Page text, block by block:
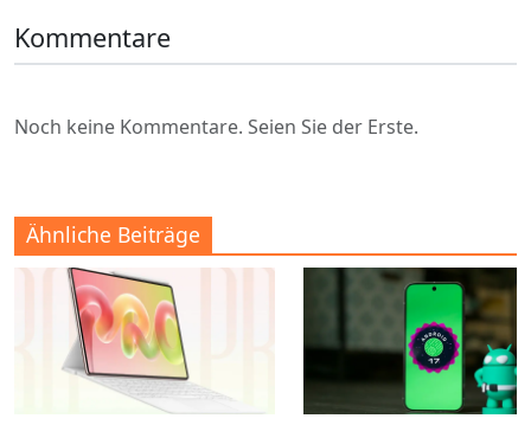
Kommentare
Noch keine Kommentare. Seien Sie der Erste.
Ähnliche Beiträge